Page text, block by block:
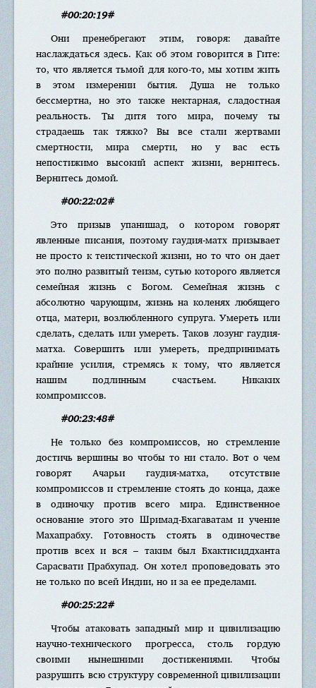
#00:20:19#
Они пренебрегают этим, говоря: давайте
наслаждаться здесь. Как об этом говорится в Гите:
то, что является тьмой для кого-то, мы хотим жить
в этом измерении бытия. Душа не только
бессмертна, но это также нектарная, сладостная
реальность. Ты дитя того мира, почему ты
страдаешь так тяжко? Вы все стали жертвами
смертности, мира смерти, но у вас есть
непостижимо высокий аспект жизни, вернитесь.
Вернитесь домой.
#00:22:02#
Это призыв упанишад, о котором говорят
явленные писания, поэтому гаудия-матх призывает
не просто к теистической жизни, но то что он дает
это полно развитый теизм, сутью которого является
семейная жизнь с Богом. Семейная жизнь с
абсолютно чарующим, жизнь на коленях любящего
отца, матери, возлюбленного супруга. Умереть или
сделать, сделать или умереть. Таков лозунг гаудия-
матха. Совершить или умереть, предпринимать
крайние усилия, стремясь к тому, что является
нашим подлинным счастьем. Никаких
компромиссов.
#00:23:48#
Не только без компромиссов, но стремление
достичь вершины во чтобы то ни стало. Вот о чем
говорят Ачарьи гаудия-матха, отсутствие
компромиссов и стремление стоять до конца, даже
в одиночку против всего мира. Единственное
основание этого это Шримад-Бхагаватам и учение
Махапрабху. Готовность стоять в одиночестве
против всех и вся – таким был Бхактисиддханта
Сарасвати Прабхупад. Он хотел проповедовать это
не только по всей Индии, но и за ее пределами.
#00:25:22#
Чтобы атаковать западный мир и цивилизацию
научно-технического прогресса, столь гордую
своими нынешними достижениями. Чтобы
разрушить всю структуру современной цивилизации